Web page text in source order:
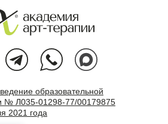
образовательной
№ Л035-01298-77/00179875
2021 года